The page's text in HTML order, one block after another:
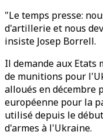
"Le temps presse:
d'artillerie et nous
insiste Josep Borrell.
Il demande aux Etats
de munitions pour
alloués en décembre
européenne pour la
utilisé depuis le
d'armes à l'Ukraine.